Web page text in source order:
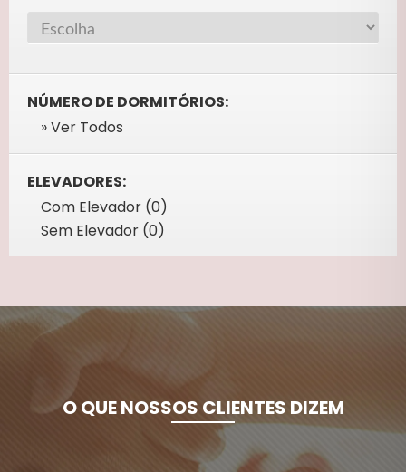
NÚMERO DE DORMITÓRIOS:
» Ver Todos
ELEVADORES:
Com Elevador (0)
Sem Elevador (0)
O QUE NOSSOS CLIENTES DIZEM